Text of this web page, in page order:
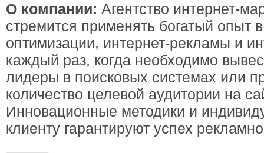
О компании: Агентство интернет-
стремится применять богатый опыт
оптимизации, интернет-рекламы и
каждый раз, когда необходимо
лидеры в поисковых системах или
количество целевой аудитории на
Инновационные методики и
клиенту гарантируют успех